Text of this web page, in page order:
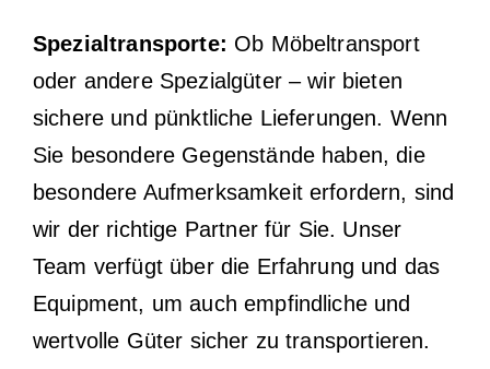
Spezialtransporte: Ob Möbeltransport
oder andere Spezialgüter – wir bieten
sichere und pünktliche Lieferungen. Wenn
Sie besondere Gegenstände haben, die
besondere Aufmerksamkeit erfordern, sind
wir der richtige Partner für Sie. Unser
Team verfügt über die Erfahrung und das
Equipment, um auch empfindliche und
wertvolle Güter sicher zu transportieren.